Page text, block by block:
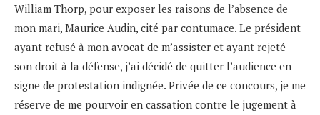
William Thorp, pour exposer les raisons de l’absence de
mon mari, Maurice Audin, cité par contumace. Le président
ayant refusé à mon avocat de m’assister et ayant rejeté
son droit à la défense, j’ai décidé de quitter l’audience en
signe de protestation indignée. Privée de ce concours, je me
réserve de me pourvoir en cassation contre le jugement à